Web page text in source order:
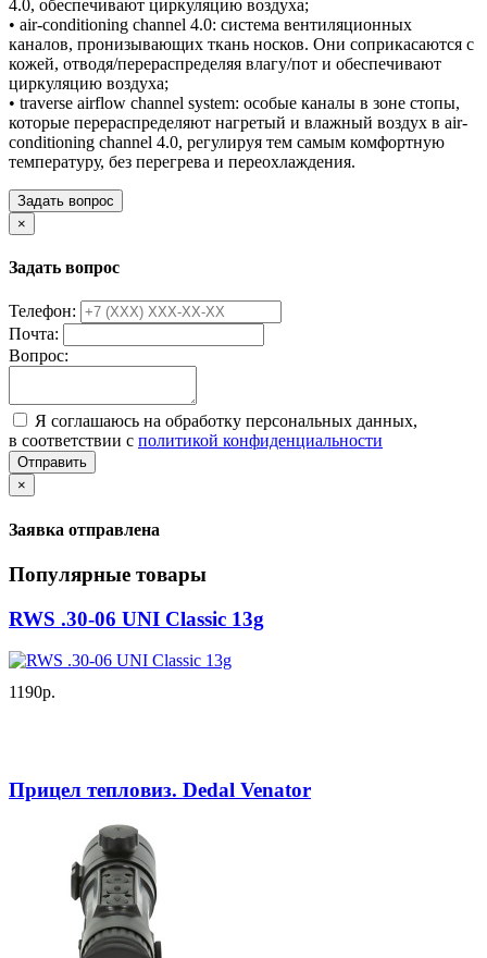
4.0, обеспечивают циркуляцию воздуха;
• air-conditioning channel 4.0: система вентиляционных
каналов, пронизывающих ткань носков. Они соприкасаются с
кожей, отводя/перераспределяя влагу/пот и обеспечивают
циркуляцию воздуха;
• traverse airflow channel system: особые каналы в зоне стопы,
которые перераспределяют нагретый и влажный воздух в air-
conditioning channel 4.0, регулируя тем самым комфортную
температуру, без перегрева и переохлаждения.
Задать вопрос
×
Задать вопрос
Телефон:
Почта:
Вопрос:
Я соглашаюсь на обработку персональных данных,
в соответствии с политикой конфиденциальности
Отправить
×
Заявка отправлена
Популярные товары
RWS .30-06 UNI Classic 13g
1190р.
Прицел тепловиз. Dedal Venator